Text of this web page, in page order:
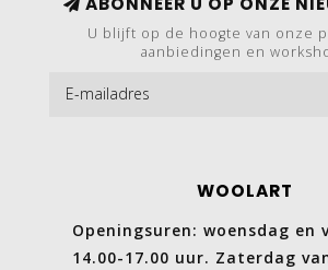
U blijft op de hoogte van onze
aanbiedingen en
WOOLART
Openingsuren: woensdag en
14.00-17.00 uur. Zaterdag